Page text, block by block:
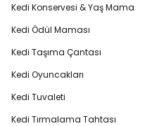
Kedi Konservesi & Yaş Mama
Kedi Ödül Maması
Kedi Taşıma Çantası
Kedi Oyuncakları
Kedi Tuvaleti
Kedi Tırmalama Tahtası